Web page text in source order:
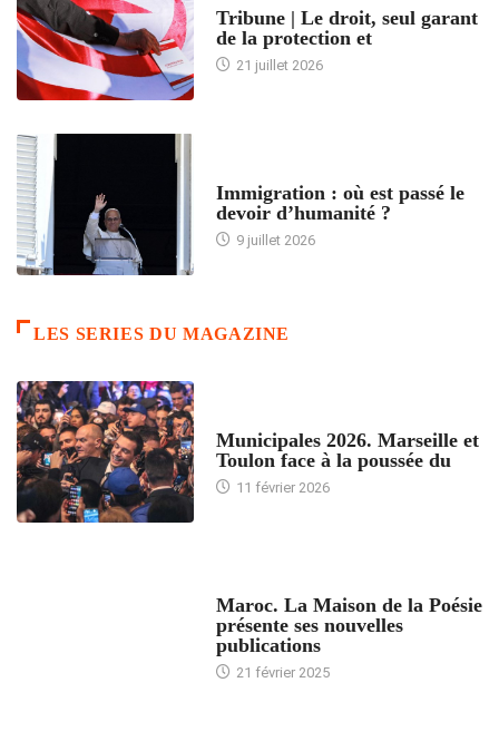
Tribune | Le droit, seul garant
de la protection et
21 juillet 2026
Immigration : où est passé le
devoir d’humanité ?
9 juillet 2026
LES SERIES DU MAGAZINE
Municipales 2026. Marseille et
Toulon face à la poussée du
11 février 2026
Maroc. La Maison de la Poésie
présente ses nouvelles
publications
21 février 2025